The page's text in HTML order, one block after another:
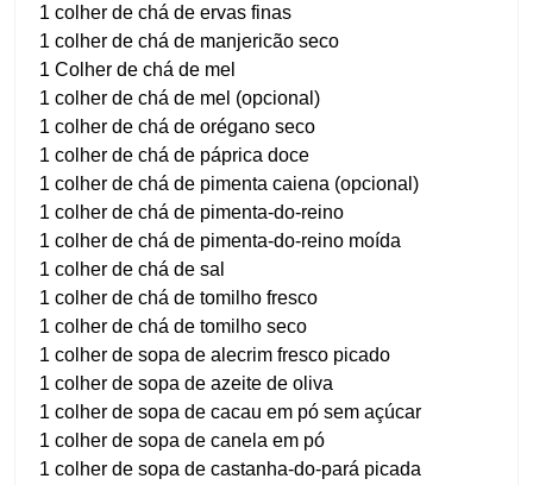
1 colher de chá de ervas finas
1 colher de chá de manjericão seco
1 Colher de chá de mel
1 colher de chá de mel (opcional)
1 colher de chá de orégano seco
1 colher de chá de páprica doce
1 colher de chá de pimenta caiena (opcional)
1 colher de chá de pimenta-do-reino
1 colher de chá de pimenta-do-reino moída
1 colher de chá de sal
1 colher de chá de tomilho fresco
1 colher de chá de tomilho seco
1 colher de sopa de alecrim fresco picado
1 colher de sopa de azeite de oliva
1 colher de sopa de cacau em pó sem açúcar
1 colher de sopa de canela em pó
1 colher de sopa de castanha-do-pará picada